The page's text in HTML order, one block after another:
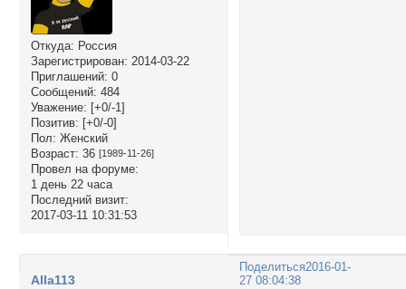
Откуда: Россия
Зарегистрирован: 2014-03-22
Приглашений: 0
Сообщений: 484
Уважение: [+0/-1]
Позитив: [+0/-0]
Пол: Женский
Возраст: 36 [1989-11-26]
Провел на форуме:
1 день 22 часа
Последний визит:
2017-03-11 10:31:53
Поделиться2016-01-
27 08:04:38
Alla113